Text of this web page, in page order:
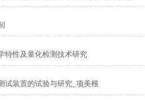
特性及量化检测技术研究
试装置的试验与研究_项美根